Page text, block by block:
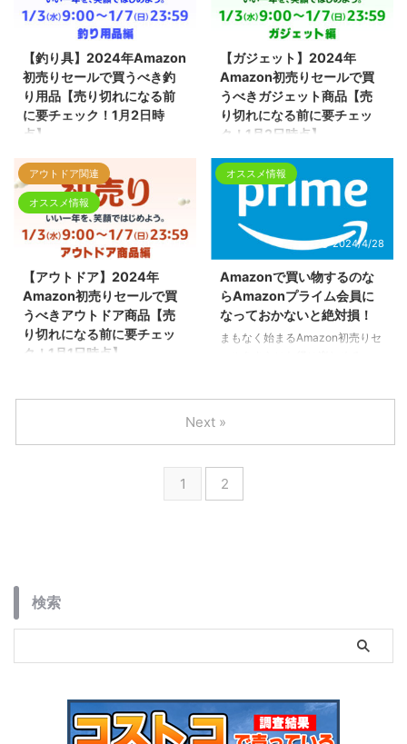
をディスカウント価格で販売して
2024/4/13
【釣り具】2024年Amazon
初売りセールで買うべき釣
り用品【売り切れになる前
に要チェック！1月2日時
点】
月3日(水) 9:00より開催されま
す！期間限定セール同時開催 最
大10%ポイント還元！
2024/4/13
【ガジェット】2024年
Amazon初売りセールで買
うべきガジェット商品【売
り切れになる前に要チェッ
ク！1月2日時点】
Amazon初売りセールが2024年1
月3日(水) 9:00より開催されま
す！期間限定セール同時開催 最
大10%ポイント還元！
アウトドア関連
オススメ情報
2024/4/13
【アウトドア】2024年
Amazon初売りセールで買
うべきアウトドア商品【売
り切れになる前に要チェッ
ク！1月1日時点】
オススメ情報
2024/4/28
Amazonで買い物するのな
らAmazonプライム会員に
なっておかないと絶対損！
まもなく始まるAmazon初売りセ
1 2
Next »
検索